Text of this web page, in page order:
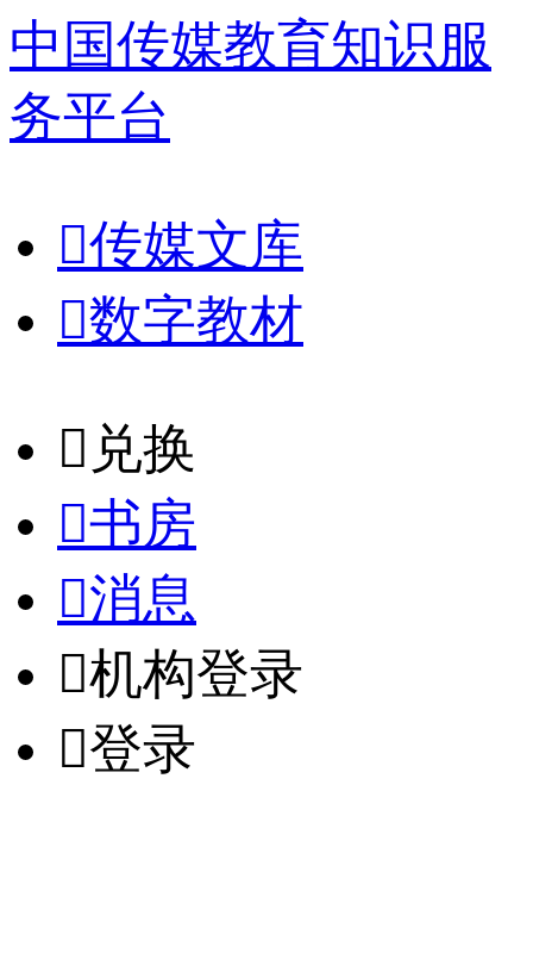
中国传媒教育知识服
务平台
传媒文库
数字教材
𐈈 兑换
书房
消息
机构登录
登录